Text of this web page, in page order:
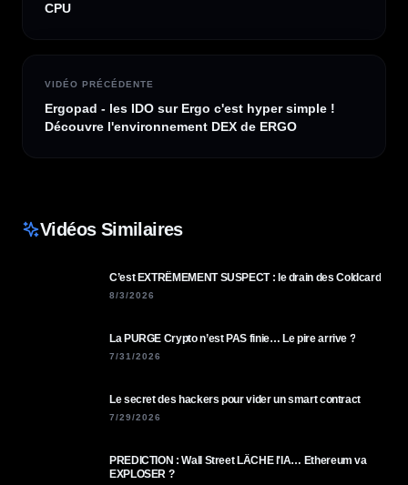
CPU
VIDÉO PRÉCÉDENTE
Ergopad - les IDO sur Ergo c'est hyper simple !
Découvre l'environnement DEX de ERGO
Vidéos Similaires
C’est EXTRÊMEMENT SUSPECT : le drain des Coldcard
8/3/2026
La PURGE Crypto n’est PAS finie… Le pire arrive ?
7/31/2026
Le secret des hackers pour vider un smart contract
7/29/2026
PREDICTION : Wall Street LÂCHE l'IA… Ethereum va
EXPLOSER ?